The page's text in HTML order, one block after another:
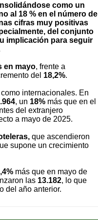
como un
al 18 % en el número de
cifras muy positivas
del conjunto
implicación para seguir
en mayo, frente a
del 18,2%.
internacionales. En
, un 18% más que en el
del extranjero
a mayo de 2025.
que ascendieron
supone un crecimiento
más que en mayo de
las 13.182, lo que
del año anterior.